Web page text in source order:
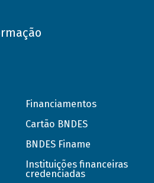
Financiamentos
Cartão BNDES
BNDES Finame
Instituições financeiras
credenciadas